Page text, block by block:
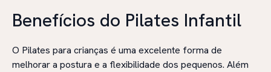
Benefícios do Pilates Infantil
O Pilates para crianças é uma excelente forma de
melhorar a postura e a flexibilidade dos pequenos. Além